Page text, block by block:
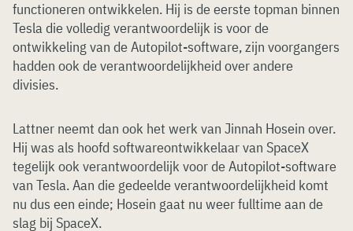
functioneren ontwikkelen. Hij is de eerste topman binnen
Tesla die volledig verantwoordelijk is voor de
ontwikkeling van de Autopilot-software, zijn voorgangers
hadden ook de verantwoordelijkheid over andere
divisies.
Lattner neemt dan ook het werk van Jinnah Hosein over.
Hij was als hoofd softwareontwikkelaar van SpaceX
tegelijk ook verantwoordelijk voor de Autopilot-software
van Tesla. Aan die gedeelde verantwoordelijkheid komt
nu dus een einde; Hosein gaat nu weer fulltime aan de
slag bij SpaceX.